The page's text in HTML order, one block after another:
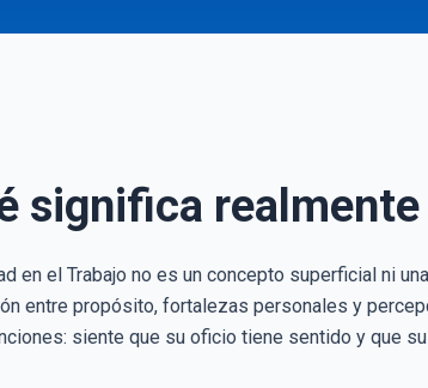
significa
en el Trabajo no es un concepto superficial ni
entre propósito, fortalezas personales y
siente que su oficio tiene sentido y que